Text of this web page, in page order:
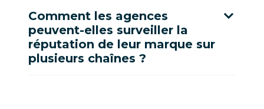
Comment les agences
peuvent-elles surveiller la
réputation de leur marque sur
plusieurs chaînes ?